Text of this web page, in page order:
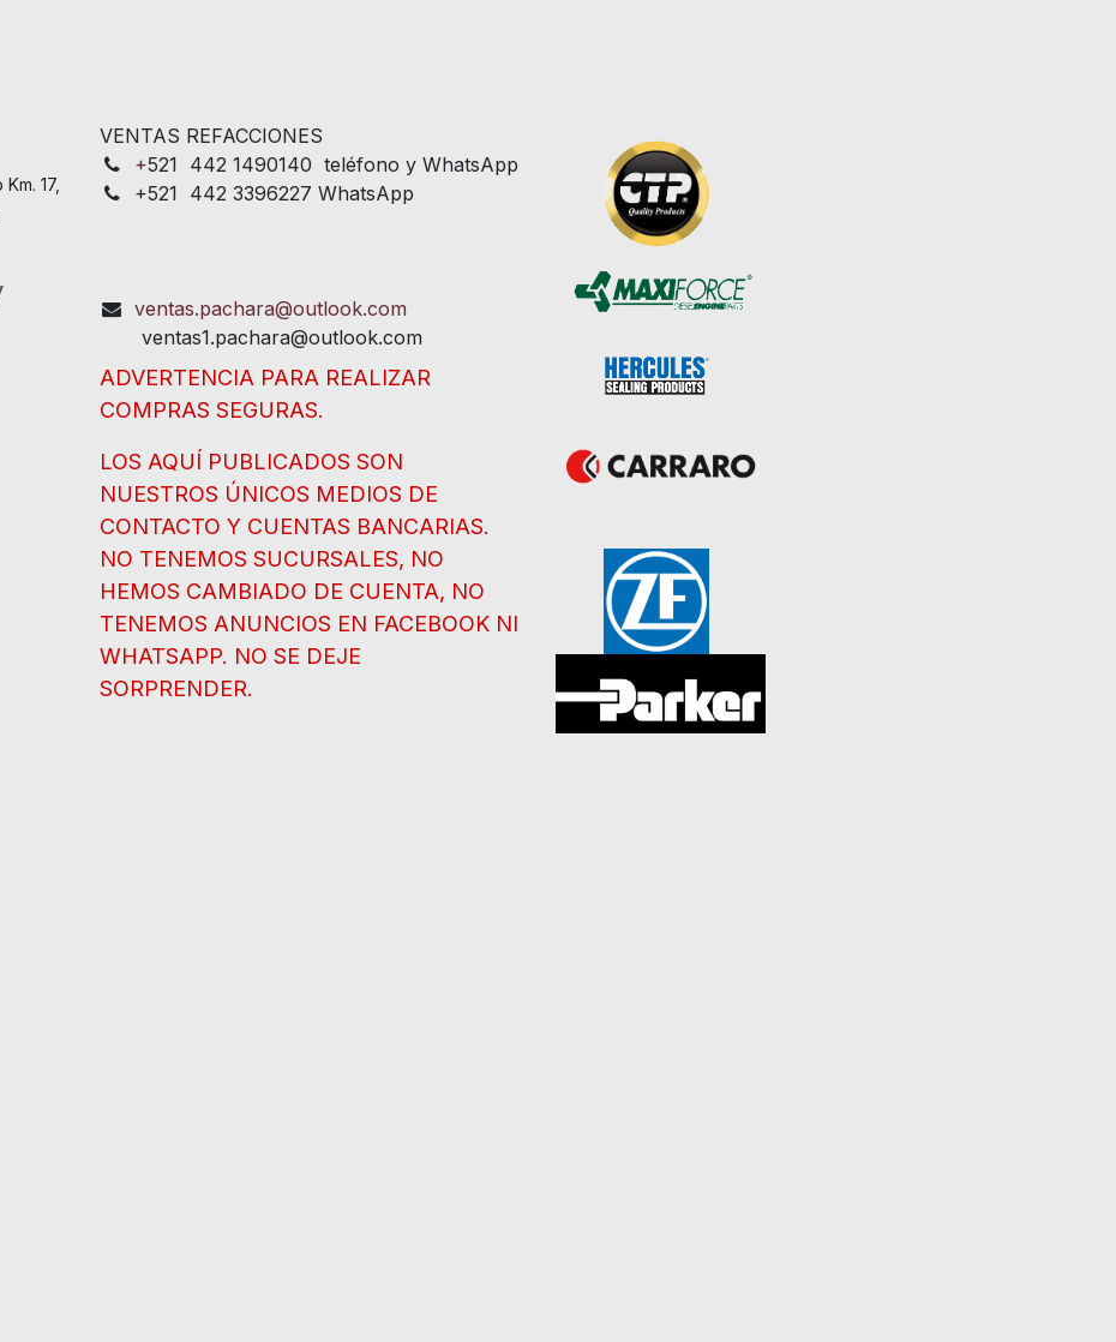
17,
VENTAS REFACCIONES
+521 442 1490140 teléfono y WhatsApp
+521 442 3396227 WhatsApp
ventas.pachara@outlook.com
ventas1.pachara@outlook.com
ADVERTENCIA PARA REALIZAR
COMPRAS SEGURAS.
LOS AQUÍ PUBLICADOS SON
NUESTROS ÚNICOS MEDIOS DE
CONTACTO Y CUENTAS BANCARIAS.
NO TENEMOS SUCURSALES, NO
HEMOS CAMBIADO DE CUENTA, NO
TENEMOS ANUNCIOS EN FACEBOOK NI
WHATSAPP. NO SE DEJE
SORPRENDER.